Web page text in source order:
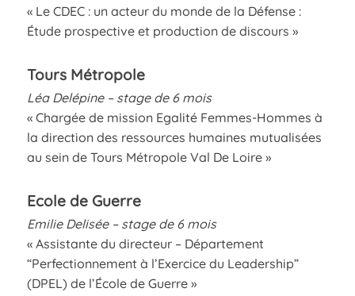
« Le CDEC : un acteur du monde de la Défense :
Étude prospective et production de discours »
Tours Métropole
Léa Delépine – stage de 6 mois
« Chargée de mission Egalité Femmes-Hommes à
la direction des ressources humaines mutualisées
au sein de Tours Métropole Val De Loire »
Ecole de Guerre
Emilie Delisée – stage de 6 mois
« Assistante du directeur – Département
“Perfectionnement à l’Exercice du Leadership”
(DPEL) de l’École de Guerre »